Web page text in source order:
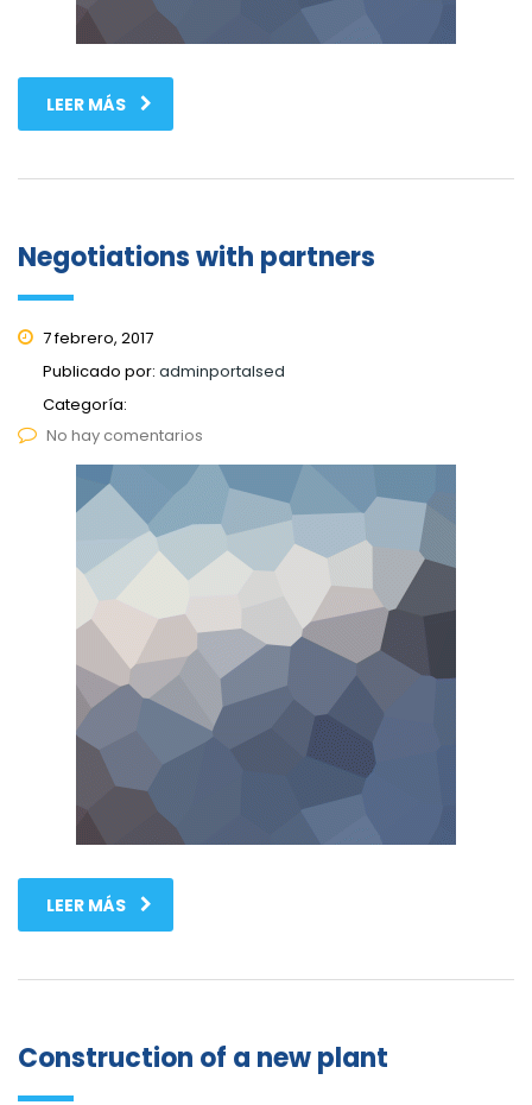
LEER MÁS
Negotiations with partners
7 febrero, 2017
Publicado por: adminportalsed
Categoría:
No hay comentarios
LEER MÁS
Construction of a new plant